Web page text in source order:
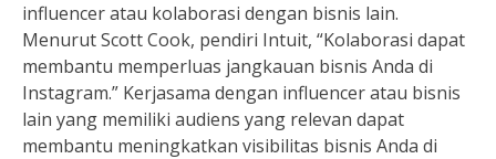
influencer atau kolaborasi dengan bisnis lain.
Menurut Scott Cook, pendiri Intuit, “Kolaborasi dapat
membantu memperluas jangkauan bisnis Anda di
Instagram.” Kerjasama dengan influencer atau bisnis
lain yang memiliki audiens yang relevan dapat
membantu meningkatkan visibilitas bisnis Anda di